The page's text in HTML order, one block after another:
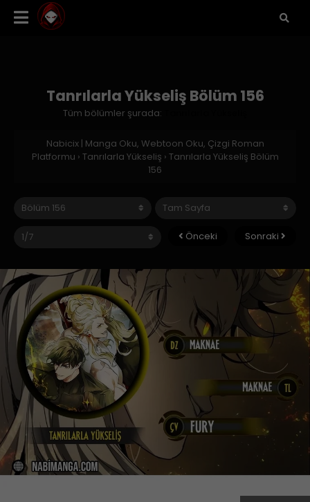
Tanrılarla Yükseliş Bölüm 156
Tüm bölümler şurada:
Nabicix | Manga Oku, Webtoon Oku, Çizgi Roman
Platformu › Tanrılarla Yükseliş › Tanrılarla Yükseliş Bölüm
156
Önceki Sonraki